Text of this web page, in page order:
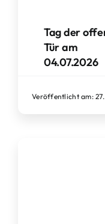
Tag der
Tür am
04.07.2026
Veröffentlicht am: